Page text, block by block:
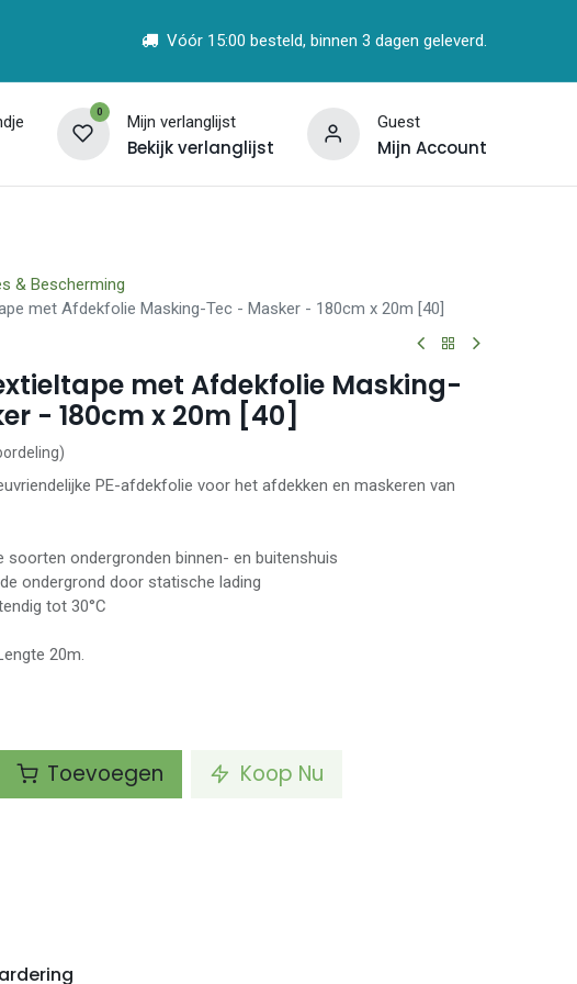
Vóór 15:00 besteld, binnen 3 dagen geleverd.
0 Mijn verlanglijst
Bekijk verlanglijst
Guest
Mijn Account
& Bescherming
met Afdekfolie Masking-Tec - Masker - 180cm x 20m [40]
met Afdekfolie Masking-
- 180cm x 20m [40]
PE-afdekfolie voor het afdekken en maskeren van
soorten ondergronden binnen- en buitenshuis
ondergrond door statische lading
tot 30°C
20m.
Toevoegen Koop Nu